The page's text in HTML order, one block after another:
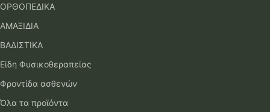
ΟΡΘΟΠΕΔΙΚΑ
ΑΜΑΞΙΔΙΑ
ΒΑΔΙΣΤΙΚΑ
Είδη Φυσικοθεραπείας
Φροντίδα ασθενών
Όλα τα προϊόντα